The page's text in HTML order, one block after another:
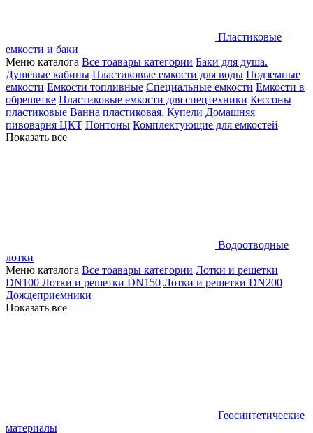
Пластиковые
емкости и баки
Меню каталога Все тоавары категории Баки для душа.
Душевые кабины Пластиковые емкости для воды Подземные
емкости Емкости топливные Специальные емкости Емкости в
обрешетке Пластиковые емкости для спецтехники Кессоны
пластиковые Ванна пластиковая. Купели Домашняя
пивоварня ЦКТ Понтоны Комплектующие для емкостей
Показать все
Водоотводные
лотки
Меню каталога Все тоавары категории Лотки и решетки
DN100 Лотки и решетки DN150 Лотки и решетки DN200
Дождеприемники
Показать все
Геосинтетические
материалы